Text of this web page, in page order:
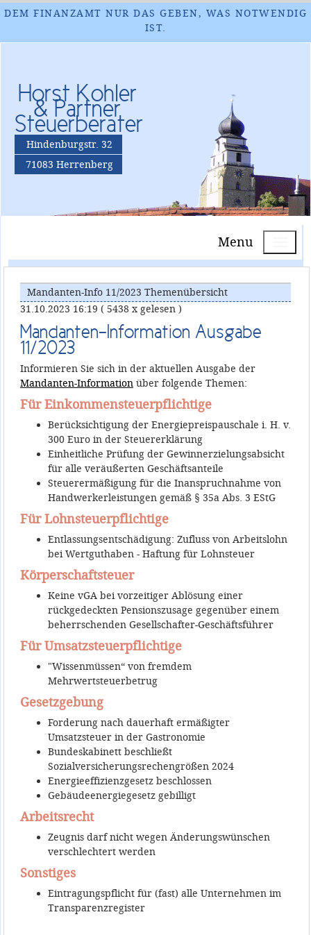
DEM FINANZAMT NUR DAS GEBEN, WAS NOTWENDIG
IST.
Horst Kohler
& Partner
Steuerberater
Hindenburgstr. 32
71083 Herrenberg
Menu
Mandanten-Info 11/2023 Themenübersicht
31.10.2023 16:19 ( 5438 x gelesen )
Mandanten-Information Ausgabe
11/2023
Informieren Sie sich in der aktuellen Ausgabe der
Mandanten-Informationüber folgende Themen:
Für Einkommensteuerpflichtige
Berücksichtigung der Energiepreispauschale i. H. v.
300 Euro in der Steuererklärung
Einheitliche Prüfung der Gewinnerzielungsabsicht
für alle veräußerten Geschäftsanteile
Steuerermäßigung für die Inanspruchnahme von
Handwerkerleistungen gemäß § 35a Abs. 3 EStG
Für Lohnsteuerpflichtige
Entlassungsentschädigung: Zufluss von Arbeitslohn
bei Wertguthaben - Haftung für Lohnsteuer
Körperschaftsteuer
Keine vGA bei vorzeitiger Ablösung einer
rückgedeckten Pensionszusage gegenüber einem
beherrschenden Gesellschafter-Geschäftsführer
Für Umsatzsteuerpflichtige
"Wissenmüssen“ von fremdem
Mehrwertsteuerbetrug
Gesetzgebung
Forderung nach dauerhaft ermäßigter
Umsatzsteuer in der Gastronomie
Bundeskabinett beschließt
Sozialversicherungsrechengrößen 2024
Energieeffizienzgesetz beschlossen
Gebäudeenergiegesetz gebilligt
Arbeitsrecht
Zeugnis darf nicht wegen Änderungswünschen
verschlechtert werden
Sonstiges
Eintragungspflicht für (fast) alle Unternehmen im
Transparenzregister